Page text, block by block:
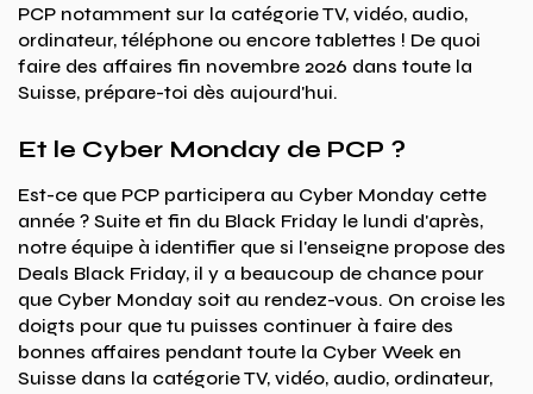
PCP notamment sur la catégorie TV, vidéo, audio,
ordinateur, téléphone ou encore tablettes ! De quoi
faire des affaires fin novembre 2026 dans toute la
Suisse, prépare-toi dès aujourd'hui.
Et le Cyber Monday de PCP ?
Est-ce que PCP participera au Cyber Monday cette
année ? Suite et fin du Black Friday le lundi d'après,
notre équipe à identifier que si l'enseigne propose des
Deals Black Friday, il y a beaucoup de chance pour
que Cyber Monday soit au rendez-vous. On croise les
doigts pour que tu puisses continuer à faire des
bonnes affaires pendant toute la Cyber Week en
Suisse dans la catégorie TV, vidéo, audio, ordinateur,